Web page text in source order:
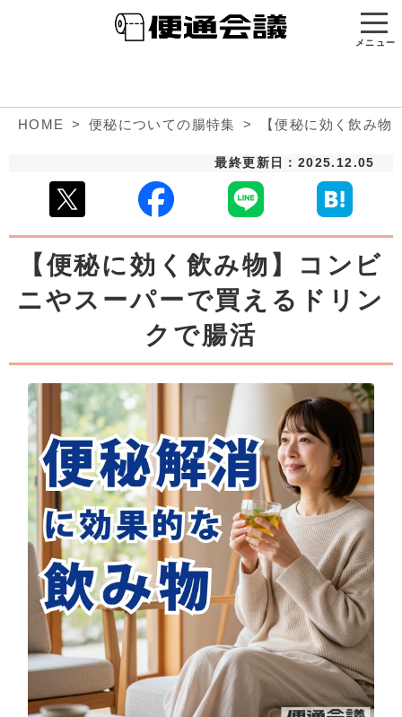
メニュー
HOME 便秘についての腸特集 【便秘に効く飲み
最終更新日：2025.12.05
【便秘に効く飲み物】コンビ
ニやスーパーで買えるドリン
クで腸活